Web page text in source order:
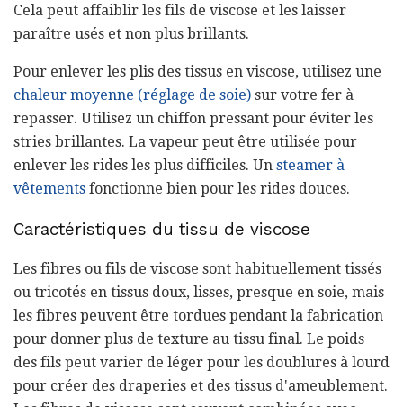
Cela peut affaiblir les fils de viscose et les laisser
paraître usés et non plus brillants.
Pour enlever les plis des tissus en viscose, utilisez une
chaleur moyenne (réglage de soie) sur votre fer à
repasser. Utilisez un chiffon pressant pour éviter les
stries brillantes. La vapeur peut être utilisée pour
enlever les rides les plus difficiles. Un steamer à
vêtements fonctionne bien pour les rides douces.
Caractéristiques du tissu de viscose
Les fibres ou fils de viscose sont habituellement tissés
ou tricotés en tissus doux, lisses, presque en soie, mais
les fibres peuvent être tordues pendant la fabrication
pour donner plus de texture au tissu final. Le poids
des fils peut varier de léger pour les doublures à lourd
pour créer des draperies et des tissus d'ameublement.